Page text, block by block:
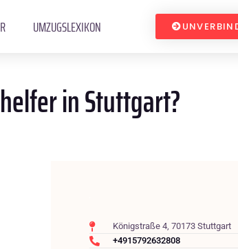
UMZUGSLEXIKON
in Stuttgart?
Königstraße 4, 70173 Stuttgart
+4915792632808